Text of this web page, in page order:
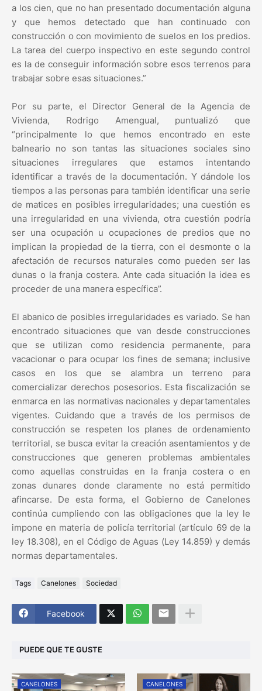
a los cien, que no han presentado documentación alguna
y que hemos detectado que han continuado con
construcción o con movimiento de suelos en los predios.
La tarea del cuerpo inspectivo en este segundo control
es la de conseguir información sobre esos terrenos para
trabajar sobre esas situaciones.”
Por su parte, el Director General de la Agencia de
Vivienda, Rodrigo Amengual, puntualizó que
“principalmente lo que hemos encontrado en este
balneario no son tantas las situaciones sociales sino
situaciones irregulares que estamos intentando
identificar a través de la documentación. Y dándole los
tiempos a las personas para también identificar una serie
de matices en posibles irregularidades; una cuestión es
una irregularidad en una vivienda, otra cuestión podría
ser una ocupación u ocupaciones de predios que no
implican la propiedad de la tierra, con el desmonte o la
afectación de recursos naturales como pueden ser las
dunas o la franja costera. Ante cada situación la idea es
proceder de una manera específica”.
El abanico de posibles irregularidades es variado. Se han
encontrado situaciones que van desde construcciones
que se utilizan como residencia permanente, para
vacacionar o para ocupar los fines de semana; inclusive
casos en los que se alambra un terreno para
comercializar derechos posesorios. Esta fiscalización se
enmarca en las normativas nacionales y departamentales
vigentes. Cuidando que a través de los permisos de
construcción se respeten los planes de ordenamiento
territorial, se busca evitar la creación asentamientos y de
construcciones que generen problemas ambientales
como aquellas construidas en la franja costera o en
zonas dunares donde claramente no está permitido
afincarse. De esta forma, el Gobierno de Canelones
continúa cumpliendo con las obligaciones que la ley le
impone en materia de policía territorial (artículo 69 de la
ley 18.308), en el Código de Aguas (Ley 14.859) y demás
normas departamentales.
Tags Canelones Sociedad
Facebook
PUEDE QUE TE GUSTE
CANELONES CANELONES